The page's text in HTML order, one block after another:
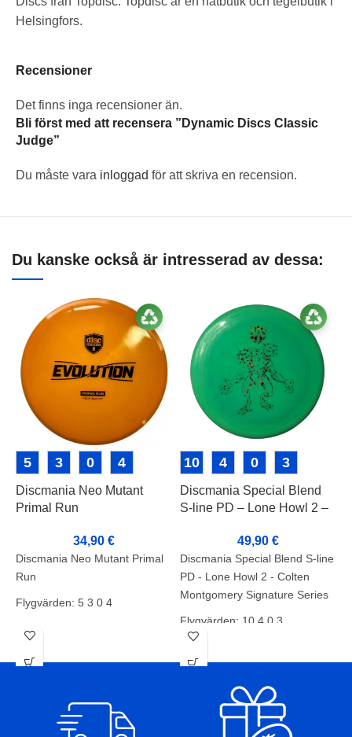
Helsingfors.
Recensioner
Det finns inga recensioner än.
Bli först med att recensera ”Dynamic Discs Classic
Judge”
Du måste vara inloggad för att skriva en recension.
Du kanske också är intresserad av dessa:
5 3 0 4
Discmania Neo Mutant
Primal Run
34,90 €
Discmania Neo Mutant Primal
Run
Flygvärden: 5 3 0 4
Skick: A
10 4 0 3
Discmania Special Blend
S-line PD – Lone Howl 2 –
Signature Series
49,90 €
Discmania Special Blend S-line
PD - Lone Howl 2 - Colten
Montgomery Signature Series
Flygvärden: 10 4 0 3
Tussit: pelaajan leima pohjassa
ja rimmitussit